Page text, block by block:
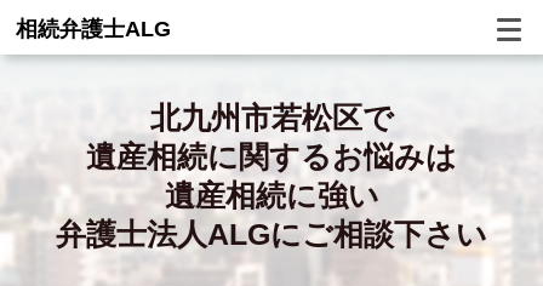
相続弁護士ALG
北九州市若松区で
遺産相続に関するお悩みは
遺産相続に強い
弁護士法人ALGにご相談下さい